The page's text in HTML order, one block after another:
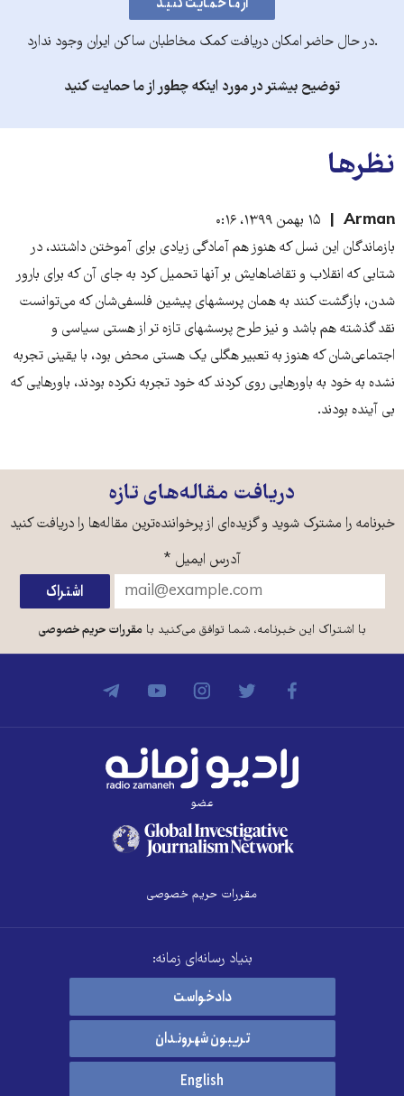
.در حال حاضر امکان دریافت کمک مخاطبان ساکن ایران وجود ندارد
توضیح بیشتر در مورد اینکه چطور از ما حمایت کنید
نظرها
Arman
۱۵ بهمن ۱۳۹۹، ۰:۱۶
بازماندگان این نسل که هنوز هم آمادگی زیادی برای آموختن داشتند، در
شتابی که انقلاب و تقاضاهایش بر آنها تحمیل کرد به جای آن که برای بارور
شدن، بازگشت کنند به همان پرسشهای پیشین فلسفی‌شان که می‌توانست
نقد گذشته هم باشد و نیز طرح پرسشهای تازه تر از هستی سیاسی و
اجتماعی‌شان که هنوز به تعبیر هگلی یک هستی محض بود، با یقینی تجربه
نشده به خود به باورهایی روی کردند که خود تجربه نکرده بودند، باورهایی که
بی آینده بودند.
دریافت مقاله‌های تازه
خبرنامه را مشترک شوید و گزیده‌ای از پرخواننده‌ترین مقاله‌ها را دریافت کنید
آدرس ایمیل *
با اشتراک این خبرنامه، شما توافق می‌کنید بامقررات حریم خصوصی
عضو
مقررات حریم خصوصی
بنیاد رسانه‌ای زمانه:
دادخواست
تریبون شهروندان
English